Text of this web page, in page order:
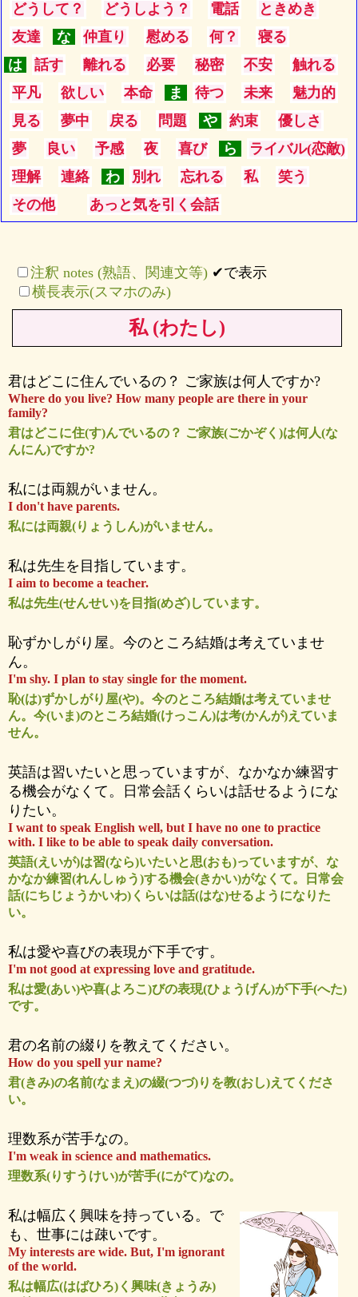
どうして？
どうしよう？ 電話
ときめき
友達
な 仲直り 慰める 何？
寝る
は
話す 離れる 必要 秘密 不安
触れる
平凡
欲しい 本命 ま 待つ 未来
魅力的
見る
夢中 戻る 問題 や 約束
優しさ
夢
良い 予感 夜 喜び ら
ライバル(恋敵)
理解
連絡 わ 別れ 忘れる 私
笑う
その他
あっと気を引く会話
注釈 notes (熟語、関連文等) ✔で表示
横長表示(スマホのみ)
私 (わたし)
君はどこに住んでいるの？ ご家族は何人ですか?
Where do you live? How many people are there in your
family?
君はどこに住(す)んでいるの？ ご家族(ごかぞく)は何人(な
んにん)ですか?
私には両親がいません。
I don't have parents.
私には両親(りょうしん)がいません。
私は先生を目指しています。
I aim to become a teacher.
私は先生(せんせい)を目指(めざ)しています。
恥ずかしがり屋。今のところ結婚は考えていませ
ん。
I'm shy. I plan to stay single for the moment.
恥(は)ずかしがり屋(や)。今のところ結婚は考えていませ
ん。今(いま)のところ結婚(けっこん)は考(かんが)えていま
せん。
英語は習いたいと思っていますが、なかなか練習す
る機会がなくて。日常会話くらいは話せるようにな
りたい。
I want to speak English well, but I have no one to practice
with. I like to be able to speak daily conversation.
英語(えいが)は習(なら)いたいと思(おも)っていますが、な
かなか練習(れんしゅう)する機会(きかい)がなくて。日常会
話(にちじょうかいわ)くらいは話(はな)せるようになりた
い。
私は愛や喜びの表現が下手です。
I'm not good at expressing love and gratitude.
私は愛(あい)や喜(よろこ)びの表現(ひょうげん)が下手(へた)
です。
君の名前の綴りを教えてください。
How do you spell yur name?
君(きみ)の名前(なまえ)の綴(つづ)りを教(おし)えてくださ
い。
理数系が苦手なの。
I'm weak in science and mathematics.
理数系(りすうけい)が苦手(にがて)なの。
私は幅広く興味を持っている。で
も、世事には疎いです。
My interests are wide. But, I'm ignorant
of the world.
私は幅広(はばひろ)く興味(きょうみ)